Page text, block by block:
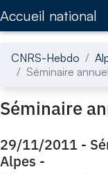
Accueil national
CNRS-Hebdo
Séminaire
Séminaire
29/11/2011 -
Alpes -